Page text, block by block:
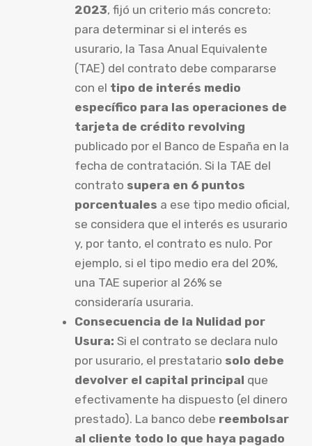
2023, fijó un criterio más concreto:
para determinar si el interés es
usurario, la Tasa Anual Equivalente
(TAE) del contrato debe compararse
con el tipo de interés medio
específico para las operaciones de
tarjeta de crédito revolving
publicado por el Banco de España en la
fecha de contratación. Si la TAE del
contrato supera en 6 puntos
porcentuales a ese tipo medio oficial,
se considera que el interés es usurario
y, por tanto, el contrato es nulo. Por
ejemplo, si el tipo medio era del 20%,
una TAE superior al 26% se
consideraría usuraria.
Consecuencia de la Nulidad por
Usura: Si el contrato se declara nulo
por usurario, el prestatario solo debe
devolver el capital principal que
efectivamente ha dispuesto (el dinero
prestado). La banco debe reembolsar
al cliente todo lo que haya pagado